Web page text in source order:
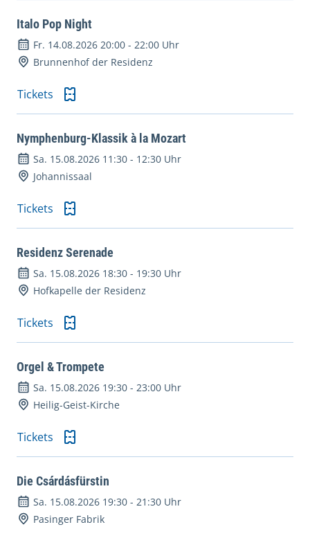
Italo Pop Night
Fr. 14.08.2026 20:00 - 22:00 Uhr
Brunnenhof der Residenz
Tickets
Nymphenburg-Klassik à la Mozart
Sa. 15.08.2026 11:30 - 12:30 Uhr
Johannissaal
Tickets
Residenz Serenade
Sa. 15.08.2026 18:30 - 19:30 Uhr
Hofkapelle der Residenz
Tickets
Orgel & Trompete
Sa. 15.08.2026 19:30 - 23:00 Uhr
Heilig-Geist-Kirche
Tickets
Die Csárdásfürstin
Sa. 15.08.2026 19:30 - 21:30 Uhr
Pasinger Fabrik